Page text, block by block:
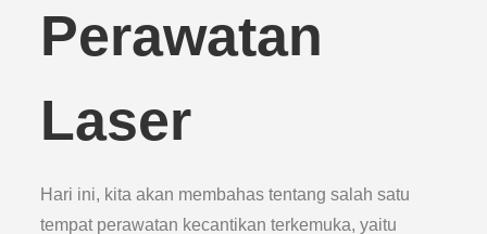
Perawatan
Laser
Hari ini, kita akan membahas tentang salah satu
tempat perawatan kecantikan terkemuka, yaitu